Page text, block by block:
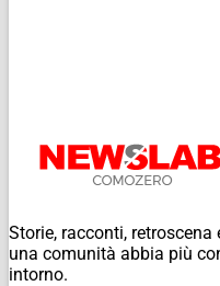
Storie, racconti,
una comunità abbia più
intorno.